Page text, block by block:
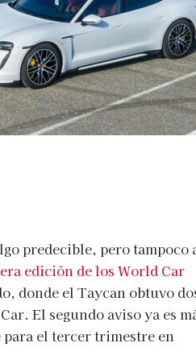
predecible, pero tampoco
edición de los World Car
donde el Taycan obtuvo
El segundo aviso ya es
el tercer trimestre en